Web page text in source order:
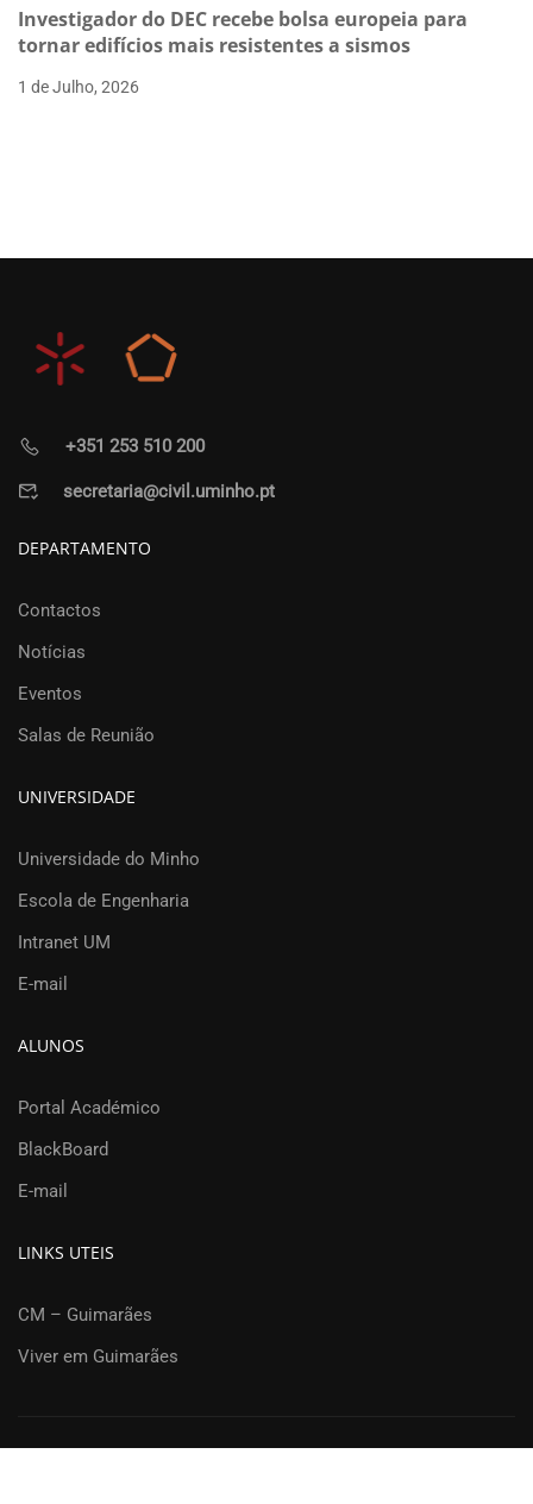
Investigador do DEC recebe bolsa europeia para
tornar edifícios mais resistentes a sismos
1 de Julho, 2026
+351 253 510 200
secretaria@civil.uminho.pt
DEPARTAMENTO
Contactos
Notícias
Eventos
Salas de Reunião
UNIVERSIDADE
Universidade do Minho
Escola de Engenharia
Intranet UM
E-mail
ALUNOS
Portal Académico
BlackBoard
E-mail
LINKS UTEIS
CM – Guimarães
Viver em Guimarães